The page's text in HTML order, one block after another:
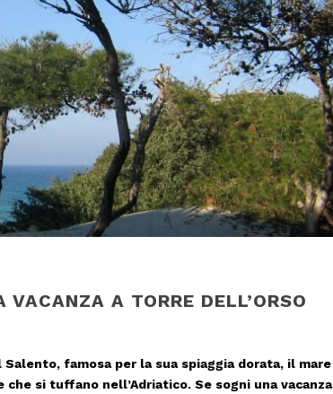
A TORRE DELL’ORSO
famosa per la sua spiaggia dorata, il mare
si tuffano nell’Adriatico. Se sogni una vacanza